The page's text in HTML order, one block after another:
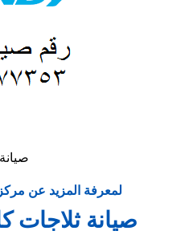
لمعرفة المزيد عن مركز
صيانة ثلاجات